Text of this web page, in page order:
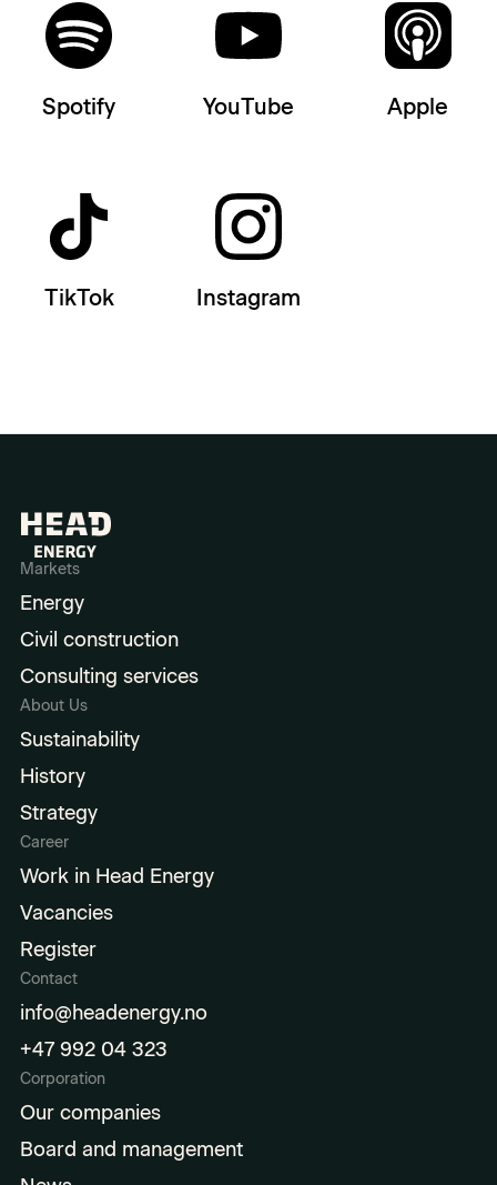
Spotify YouTube Apple
TikTok Instagram
Markets
Energy
Civil construction
Consulting services
About Us
Sustainability
History
Strategy
Career
Work in Head Energy
Vacancies
Register
Contact
info@headenergy.no
+47 992 04 323
Corporation
Our companies
Board and management